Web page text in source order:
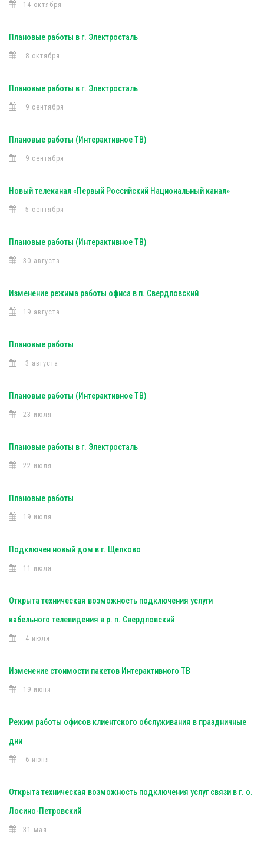
14 октября
Плановые работы в г. Электросталь
8 октября
Плановые работы в г. Электросталь
9 сентября
Плановые работы (Интерактивное ТВ)
9 сентября
Новый телеканал «Первый Российский Национальный канал»
5 сентября
Плановые работы (Интерактивное ТВ)
30 августа
Изменение режима работы офиса в п. Свердловский
19 августа
Плановые работы
3 августа
Плановые работы (Интерактивное ТВ)
23 июля
Плановые работы в г. Электросталь
22 июля
Плановые работы
19 июля
Подключен новый дом в г. Щелково
11 июля
Открыта техническая возможность подключения услуги
кабельного телевидения в р. п. Свердловский
4 июля
Изменение стоимости пакетов Интерактивного ТВ
19 июня
Режим работы офисов клиентского обслуживания в праздничные
дни
6 июня
Открыта техническая возможность подключения услуг связи в г. о.
Лосино-Петровский
31 мая